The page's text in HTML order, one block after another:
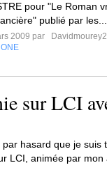
pour "Le Roman
publié par les...
2009 par
sur LCI
hasard que je suis
LCI, animée par mon